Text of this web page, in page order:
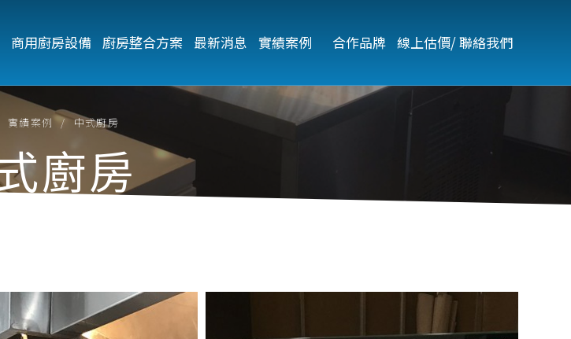
商用廚房設備 廚房整合方案 最新消息 實績案例 合作品牌 線上估價/ 聯絡我們
實績案例 中式廚房
廚房